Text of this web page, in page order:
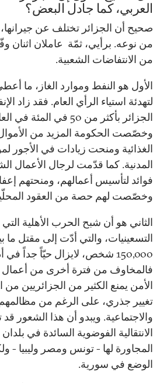
العربي، كما جادل البعض؟
صحيح أن الجزائر تختلف عن
من نوعه. برأيي، ثمّة عاملان اثنان
من الانتفاضات الشعبية.
الأول هو النفط وموارد الغاز، ما
لتهدئة استياء الرأي العام. فقد زاد
الجزائر بأكثر من 50 في
وخصّصت الحكومة المزيد من
الغذائية ومنحت زيادات في الأجور
المدنية. كما قدّمت لرجال الأعمال
فوائد لتأسيس أعمالهم، ومنحتهم
وخصّصت لهم حصة من العقود
الثاني هو أن شبح الحرب الأهلية
150,000 شخص، لايزال حيّاً جداً
فالمخاوف من فترة أخرى من أعمال
الأمن يمنع الكثير من الجزائريين
تغيير جذري، على الرغم من مظالمهم
والاجتماعية. ويبدو أن هذا الشعور
الانتقالية الفوضوية السائدة في
المجاورة لها - تونس ومصر وليبيا -
الوضع في سورية.